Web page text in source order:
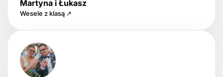
Martyna i Łukasz
Wesele z klasą ↗